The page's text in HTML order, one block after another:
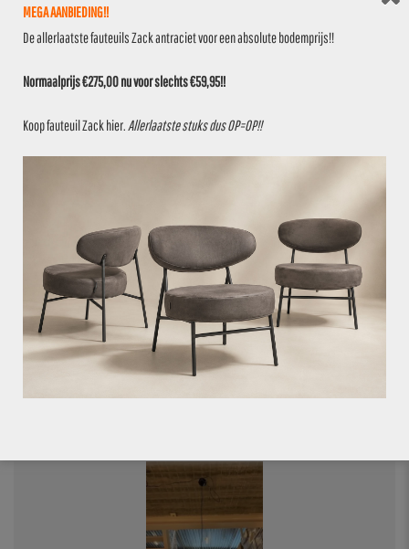
VOEG TOE AAN OFFERTE
MEGA AANBIEDING!!
De allerlaatste fauteuils Zack antraciet voor een absolute bodemprijs!!
Normaalprijs €275,00 nu voor slechts €59,95!!
Koop fauteuil Zackhier. Allerlaatste stuks dus OP=OP!!